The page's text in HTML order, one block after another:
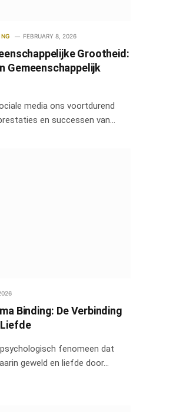
FEBRUARY 8, 2026
Grootheid:
Gemeenschappelijk
media ons voortdurend
en successen van…
Binding: De Verbinding
fenomeen dat
geweld en liefde door…